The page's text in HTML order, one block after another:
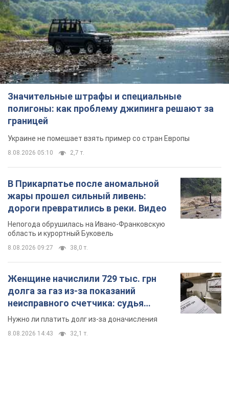
Значительные штрафы и специальные
полигоны: как проблему джипинга решают за
границей
Украине не помешает взять пример со стран Европы
8.08.2026 05:10 2,7 т.
В Прикарпатье после аномальной
жары прошел сильный ливень:
дороги превратились в реки. Видео
Непогода обрушилась на Ивано-Франковскую
область и курортный Буковель
8.08.2026 09:27 38,0 т.
Женщине начислили 729 тыс. грн
долга за газ из-за показаний
неисправного счетчика: судья
вынес неожиданное решение
Нужно ли платить долг из-за доначисления
8.08.2026 14:43 32,1 т.